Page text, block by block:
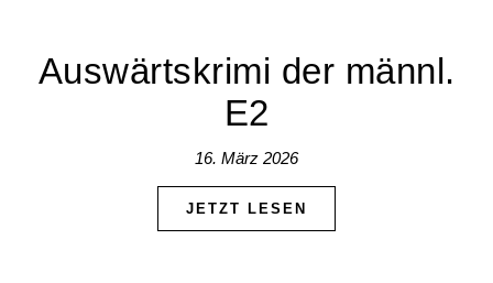
Auswärtskrimi der männl.
E2
16. März 2026
JETZT LESEN